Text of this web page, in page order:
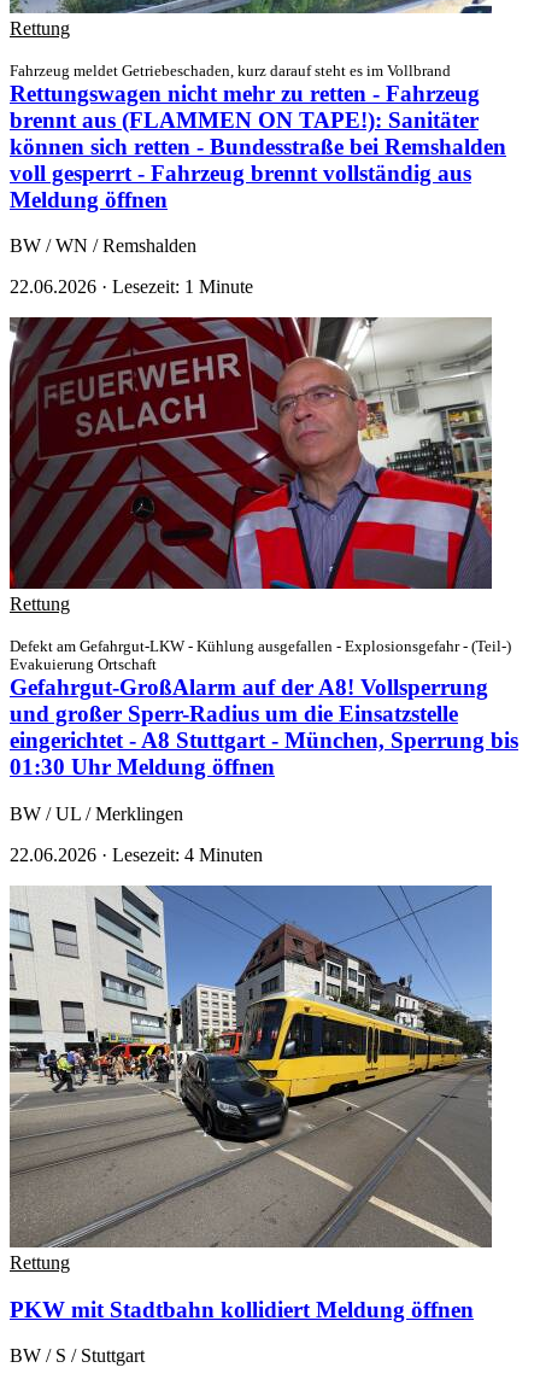
Rettung
Fahrzeug meldet Getriebeschaden, kurz darauf steht es im Vollbrand
Rettungswagen nicht mehr zu retten - Fahrzeug
brennt aus (FLAMMEN ON TAPE!): Sanitäter
können sich retten - Bundesstraße bei Remshalden
voll gesperrt - Fahrzeug brennt vollständig aus
Meldung öffnen
BW / WN / Remshalden
22.06.2026 · Lesezeit: 1 Minute
Rettung
Defekt am Gefahrgut-LKW - Kühlung ausgefallen - Explosionsgefahr - (Teil-)
Evakuierung Ortschaft
Gefahrgut-GroßAlarm auf der A8! Vollsperrung
und großer Sperr-Radius um die Einsatzstelle
eingerichtet - A8 Stuttgart - München, Sperrung bis
01:30 Uhr Meldung öffnen
BW / UL / Merklingen
22.06.2026 · Lesezeit: 4 Minuten
Rettung
PKW mit Stadtbahn kollidiert Meldung öffnen
BW / S / Stuttgart